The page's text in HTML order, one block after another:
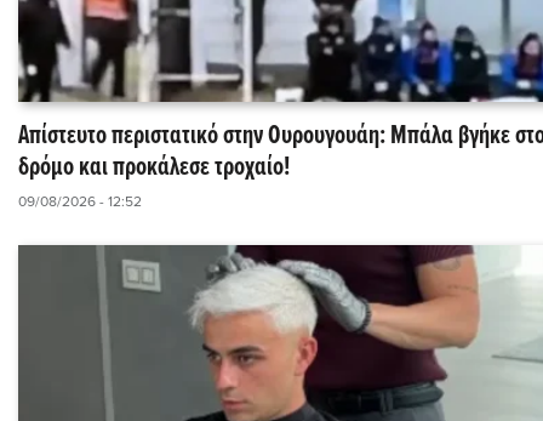
Απίστευτο περιστατικό στην Ουρουγουάη: Μπάλα βγήκε
δρόμο και προκάλεσε τροχαίο!
09/08/2026 - 12:52